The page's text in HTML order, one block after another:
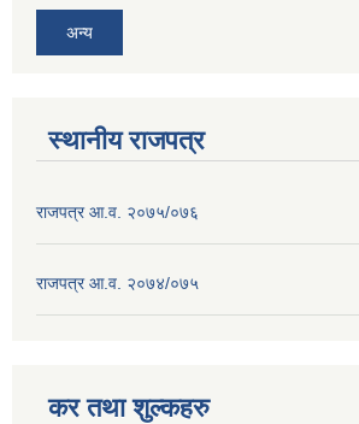
अन्य
स्थानीय राजपत्र
राजपत्र आ.व. २०७५/०७६
राजपत्र आ.व. २०७४/०७५
कर तथा शुल्कहरु